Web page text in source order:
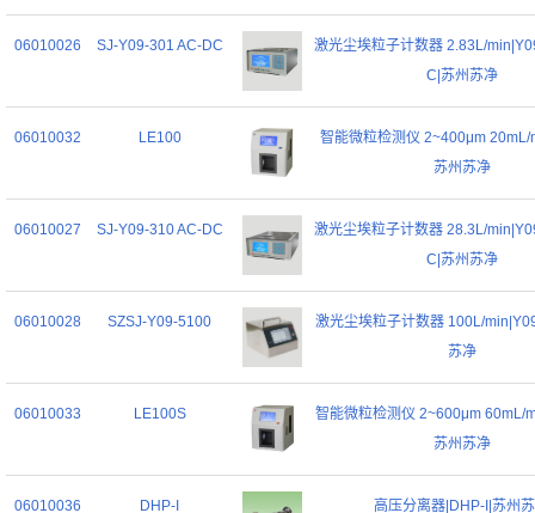
06010026 SJ-Y09-301 AC-DC
激光尘埃粒子计数器 2.83L/
C|苏州苏净
06010032 LE100
智能微粒检测仪 2~400μm 20mL/
苏州苏净
06010027 SJ-Y09-310 AC-DC
激光尘埃粒子计数器 28.3L/
C|苏州苏净
06010028 SZSJ-Y09-5100
激光尘埃粒子计数器 100L/
苏净
06010033 LE100S
智能微粒检测仪 2~600μm 60mL/
苏州苏净
06010036 DHP-I 高压分离器|DHP-I|苏州